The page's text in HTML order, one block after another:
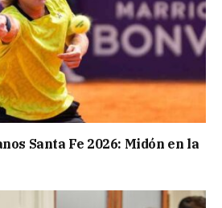
Santa Fe 2026: Midón en la